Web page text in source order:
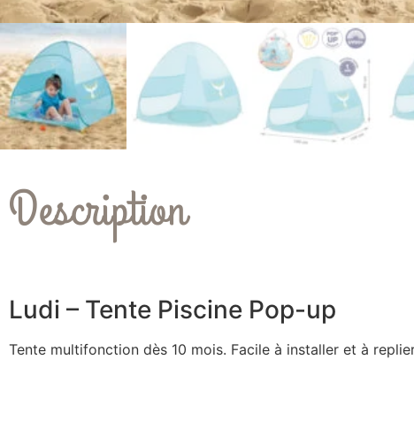
Description
Ludi – Tente Piscine Pop-up
Tente multifonction dès 10 mois. Facile à installer et à